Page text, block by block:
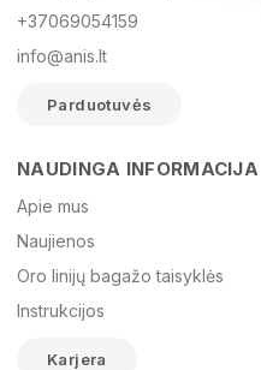
El. paštas
+37069054159
info@anis.lt
Parduotuvės
NAUDINGA INFORMACIJA
Apie mus
Naujienos
Oro linijų bagažo taisyklės
Instrukcijos
Karjera